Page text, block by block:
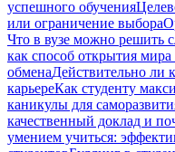
успешного обучения
или ограничение выбора
Что в вузе можно решить
как способ открытия
обменаДействительно ли
карьереКак студенту
каникулы для
качественный доклад и
умением учиться: